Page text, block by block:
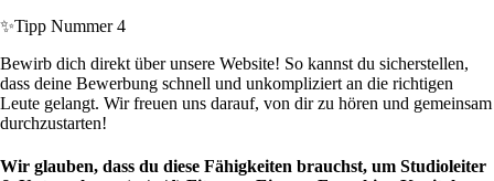
✨Tipp Nummer 4
Bewirb dich direkt über unsere Website! So kannst du sicherstellen,
dass deine Bewerbung schnell und unkompliziert an die richtigen
Leute gelangt. Wir freuen uns darauf, von dir zu hören und gemeinsam
durchzustarten!
Wir glauben, dass du diese Fähigkeiten brauchst, um Studioleiter